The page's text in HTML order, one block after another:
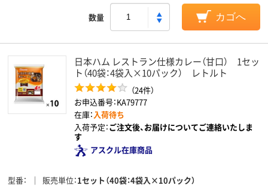
数量 カゴへ
日本ハム レストラン仕様カレー（甘口） 1セッ
ト（40袋：4袋入×10パック） レトルト
（24件）
お申込番号：KA79777
在庫： 入荷待ち
入荷予定：ご注文後、お届けについてご連絡いたしま
す
アスクル在庫商品
型番 販売単位 1セット（40袋：4袋入×10パック）